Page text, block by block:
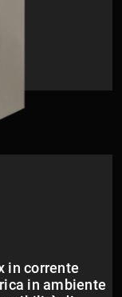
in corrente
in ambiente